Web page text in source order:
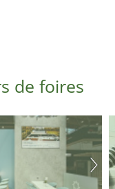
de foires